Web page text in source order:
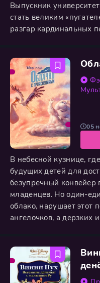
Выпускник
стать великим
разгар кардинальных
Его определяют в
неисправностей», где
уникальными
В небесной кузнице,
будущих детей для
безупречный конвейер
младенцев. Но один-
облако, нарушает этот
ангелочков, а дерзких
электрических скатов,
миниатюрных акул с
долю персонального
05